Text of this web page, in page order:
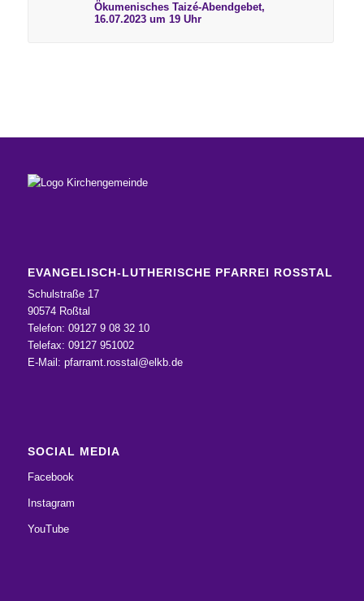
Ökumenisches Taizé-Abendgebet,
16.07.2023 um 19 Uhr
EVANGELISCH-LUTHERISCHE PFARREI ROSSTAL
Schulstraße 17
90574 Roßtal
Telefon: 09127 9 08 32 10
Telefax: 09127 951002
E-Mail: pfarramt.rosstal@elkb.de
SOCIAL MEDIA
Facebook
Instagram
YouTube